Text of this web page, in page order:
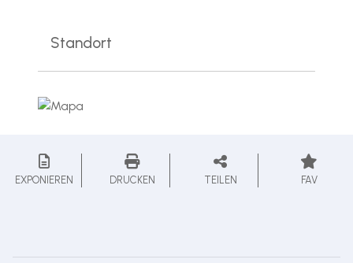
Standort
EXPONIEREN DRUCKEN TEILEN FAV